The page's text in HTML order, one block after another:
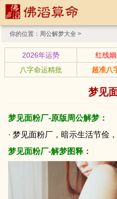
你的位置： 周公解梦大全 >
2026年运势 红线
八字命运精批
超准八
梦见
梦见面粉厂-原版周公解梦：
· 梦见面粉厂，暗示生活节俭
梦见面粉厂-解梦图释：